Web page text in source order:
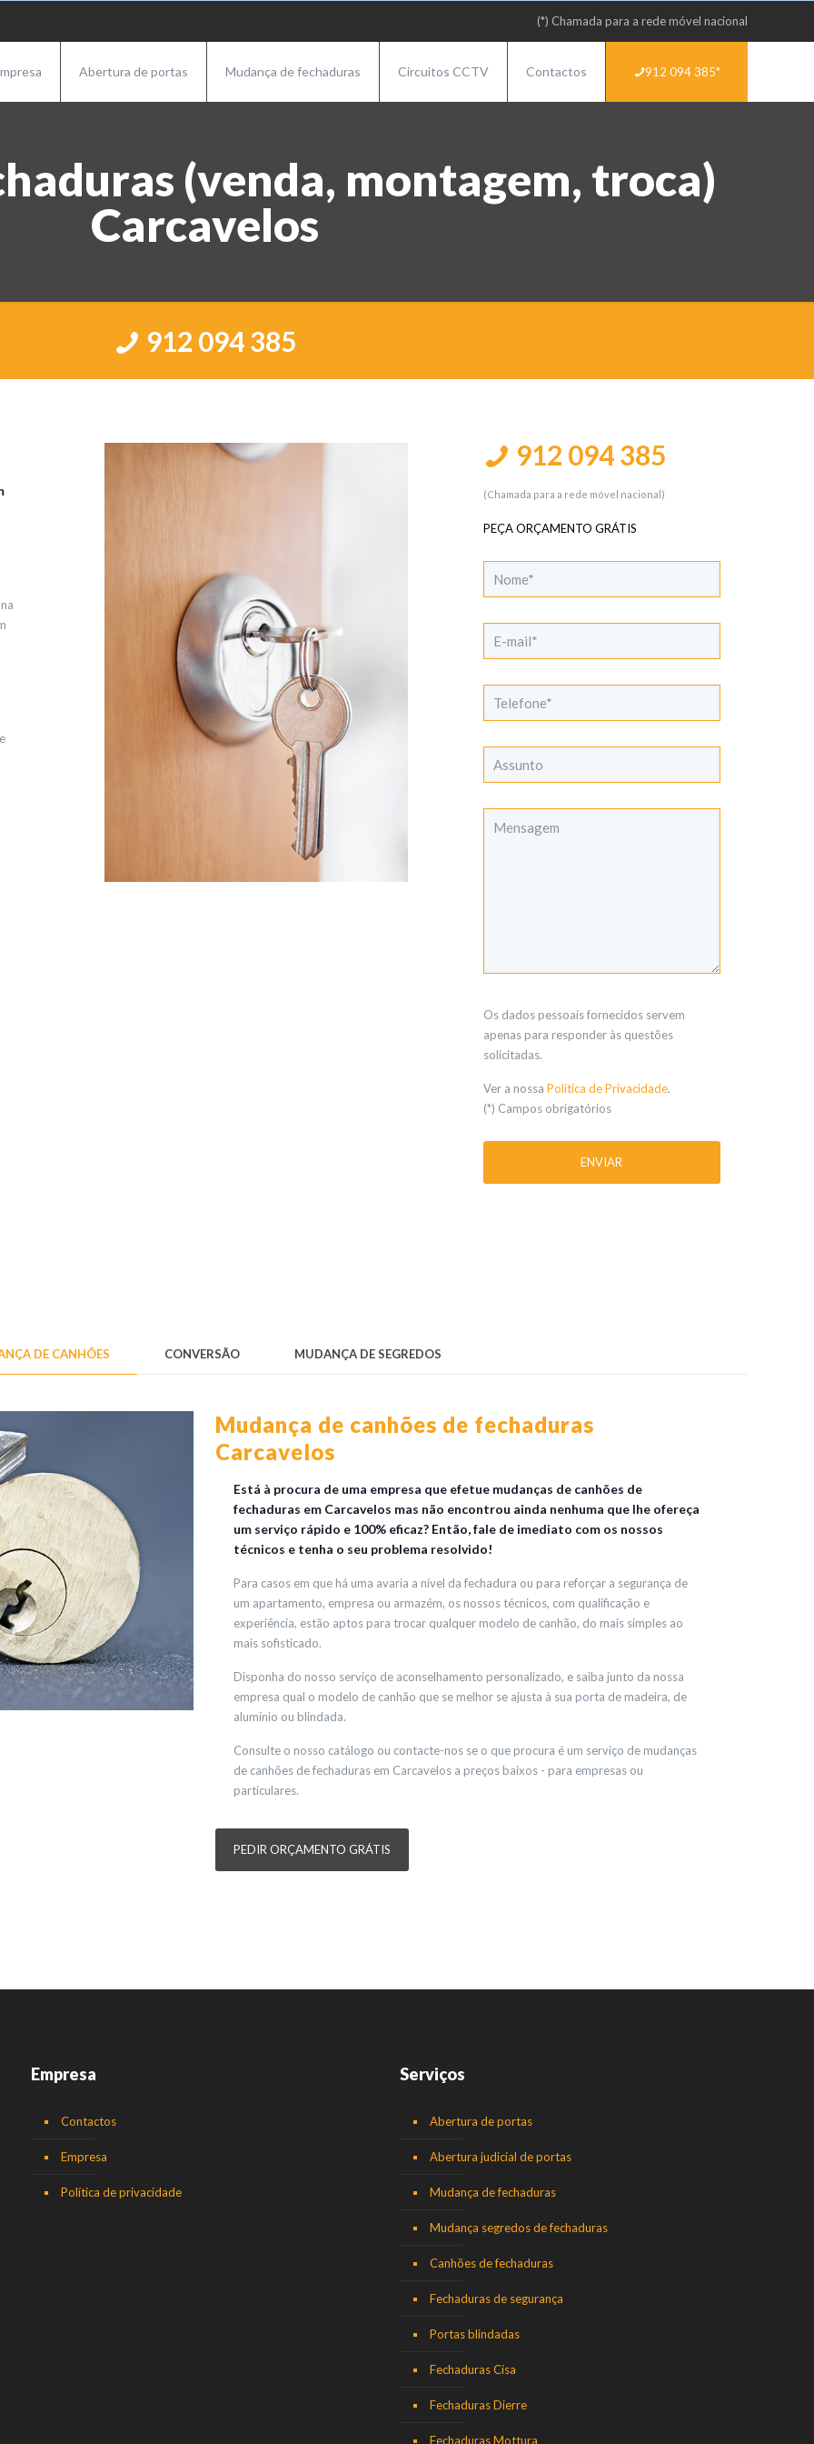
(*) Chamada para a rede móvel nacional
Abertura de portas Mudança de fechaduras Circuitos CCTV Contactos 912 094 385*
(venda, montagem, troca)
Carcavelos
912 094 385
912 094 385
(Chamada para a rede móvel nacional)
PEÇA ORÇAMENTO GRÁTIS
Os dados pessoais fornecidos servem
apenas para responder às questões
solicitadas.
Ver a nossa Política de Privacidade.
(*) Campos obrigatórios
DE CANHÕES CONVERSÃO MUDANÇA DE SEGREDOS
Mudança de canhões de fechaduras
Carcavelos
Está à procura de uma empresa que efetue mudanças de canhões de
fechaduras em Carcavelos mas não encontrou ainda nenhuma que lhe ofereça
um serviço rápido e 100% eficaz? Então, fale de imediato com os nossos
técnicos e tenha o seu problema resolvido!
Para casos em que há uma avaria a nível da fechadura ou para reforçar a segurança de
um apartamento, empresa ou armazém, os nossos técnicos, com qualificação e
experiência, estão aptos para trocar qualquer modelo de canhão, do mais simples ao
mais sofisticado.
Disponha do nosso serviço de aconselhamento personalizado, e saiba junto da nossa
empresa qual o modelo de canhão que se melhor se ajusta à sua porta de madeira, de
alumínio ou blindada.
Consulte o nosso catálogo ou contacte-nos se o que procura é um serviço de mudanças
de canhões de fechaduras em Carcavelos a preços baixos - para empresas ou
particulares.
PEDIR ORÇAMENTO GRÁTIS
Empresa
Contactos
Empresa
Política de privacidade
Serviços
Abertura de portas
Abertura judicial de portas
Mudança de fechaduras
Mudança segredos de fechaduras
Canhões de fechaduras
Fechaduras de segurança
Portas blindadas
Fechaduras Cisa
Fechaduras Dierre
Fechaduras Mottura